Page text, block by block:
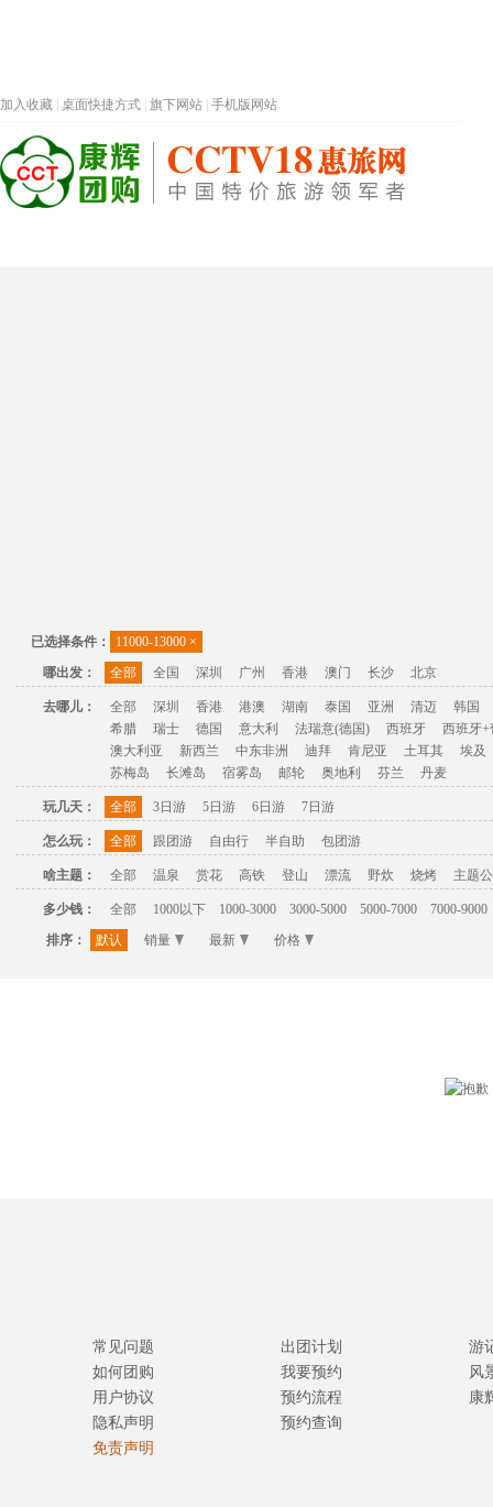
加入收藏 桌面快捷方式 旗下网站 手机版网站
已选择条件： 11000-13000 ×
哪出发：
全部 全国 深圳 广州 香港 澳门 长沙 北京
去哪儿： 全部 深圳 香港 港澳 湖南 泰国 亚洲 清迈
韩国
希腊
瑞士 德国 意大利 法瑞意(德国) 西班牙
西班牙+
澳大利亚
新西兰 中东非洲 迪拜 肯尼亚 土耳其
埃及
苏梅岛
长滩岛 宿雾岛 邮轮 奥地利 芬兰 丹麦
玩几天： 全部 3日游 5日游 6日游 7日游
怎么玩： 全部 跟团游 自由行 半自助 包团游
啥主题： 全部 温泉 赏花 高铁 登山 漂流 野炊 烧烤 主题
多少钱： 全部 1000以下 1000-3000 3000-5000 5000-7000
7000-9000
排序：
默认 销量 最新 价格
常见问题
如何团购
用户协议
隐私声明
免责声明
出团计划
我要预约
预约流程
预约查询
游
风
康